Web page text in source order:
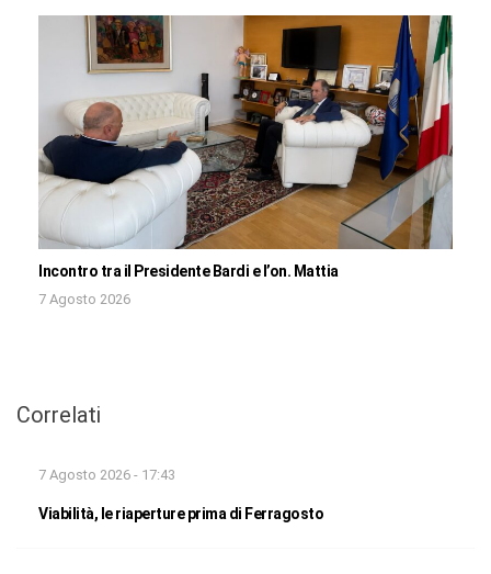
Incontro tra il Presidente Bardi e l’on. Mattia
7 Agosto 2026
Correlati
7 Agosto 2026 - 17:43
Viabilità, le riaperture prima di Ferragosto